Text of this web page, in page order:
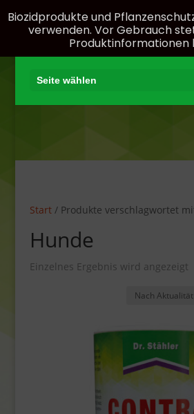
Seite wählen
Start/ Produkte verschlagwortet
Hunde
Einzelnes Ergebnis wird angezeigt
Biozidprodukte und
verwenden. Vor Gebrauch
Produktinformationen